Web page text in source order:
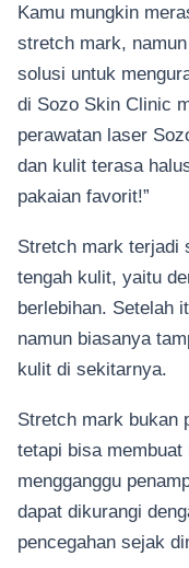
Kamu mungkin
stretch mark,
solusi untuk
di Sozo Skin Clinic
perawatan laser
dan kulit terasa
pakaian favorit!”
Stretch mark terjadi
tengah kulit, yaitu
berlebihan. Setelah
namun biasanya
kulit di sekitarnya.
Stretch mark bukan
tetapi bisa
mengganggu
dapat dikurangi
pencegahan sejak